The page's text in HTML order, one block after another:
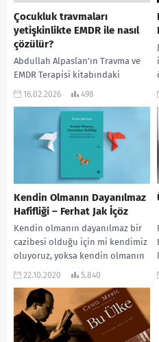
Çocukluk travmaları
yetişkinlikte EMDR ile nasıl
çözülür?
Abdullah Alpaslan’ın Travma ve
EMDR Terapisi kitabındaki
bilgilere dayanarak, çocukluk
EMDR ile nasıl çözüldüğünü şu
başlıklar altında...
16.02.2026 498
Kendin Olmanın Dayanılmaz
Hafifliği – Ferhat Jak İçöz
Kendin olmanın dayanılmaz bir
cazibesi olduğu için mi kendimiz
oluyoruz, yoksa kendin olmanın
dayanılmaz güçlüğüne karşı
22.10.2020 5.840